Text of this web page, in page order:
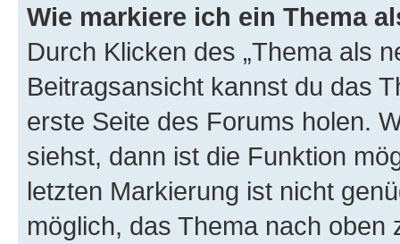
Wie markiere ich ein Thema
Durch Klicken des „Thema als
Beitragsansicht kannst du das
erste Seite des Forums holen.
siehst, dann ist die Funktion
letzten Markierung ist nicht
möglich, das Thema nach oben